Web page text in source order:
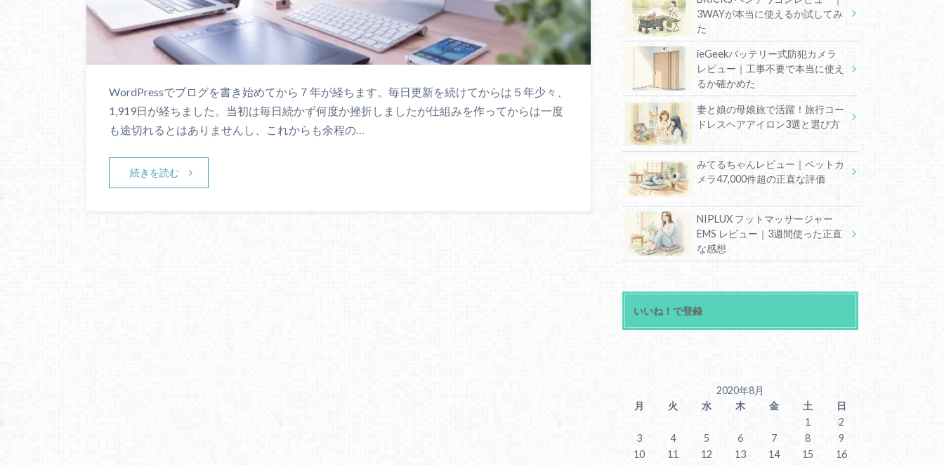
WordPressでブログを書き始めてから７年が経ちます。毎日更新を続けてからは５年少々、
1,919日が経ちました。当初は毎日続かず何度か挫折しましたが仕組みを作ってからは一度
も途切れるとはありませんし、これからも余程の…
続きを読む
3WAYが本当に使えるか試してみ
た
ieGeekバッテリー式防犯カメラ
レビュー｜工事不要で本当に使え
るか確かめた
妻と娘の母娘旅で活躍！旅行コー
ドレスヘアアイロン3選と選び方
みてるちゃんレビュー｜ペットカ
メラ47,000件超の正直な評価
NIPLUX フットマッサージャー
EMS レビュー｜3週間使った正直
な感想
いいね！で登録
2020年8月
月
火 水 木 金 土
日
1
2
3
4 5 6 7 8
9
10
11 12 13 14 15
16